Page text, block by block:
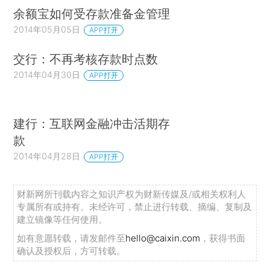
余额宝如何受存款准备金管理
2014年05月05日 APP打开
交行：不再考核存款时点数
2014年04月30日 APP打开
建行：互联网金融冲击活期存
款
2014年04月28日 APP打开
财新网所刊载内容之知识产权为财新传媒及/或相关权利人
专属所有或持有。未经许可，禁止进行转载、摘编、复制及
建立镜像等任何使用。
如有意愿转载，请发邮件至hello@caixin.com ，获得书面
确认及授权后，方可转载。